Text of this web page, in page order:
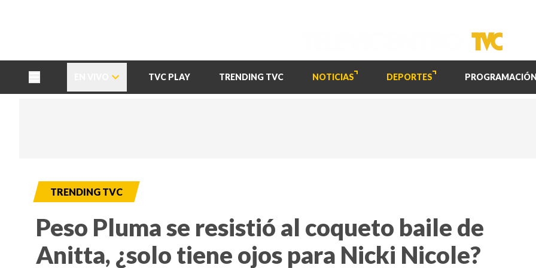
TVC PLAY TRENDING TVC NOTICIAS DEPORTES PROGRAMACIÓN
TRENDING TVC
Peso Pluma se resistió al coqueto baile de
Anitta, ¿solo tiene ojos para Nicki Nicole?